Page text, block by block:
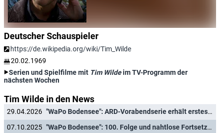
Deutscher Schauspieler
https://de.wikipedia.org/wiki/Tim_Wilde
20.02.1969
Serien und Spielfilme mit Tim Wildeim TV-Programm der
nächsten Wochen
Tim Wilde in den News
29.04.2026
"WaPo Bodensee": ARD-Vorabendserie erhält erstes Primetime-Special
07.10.2025
"WaPo Bodensee": 100. Folge und nahtlose Fortsetzung mit achter Staffel